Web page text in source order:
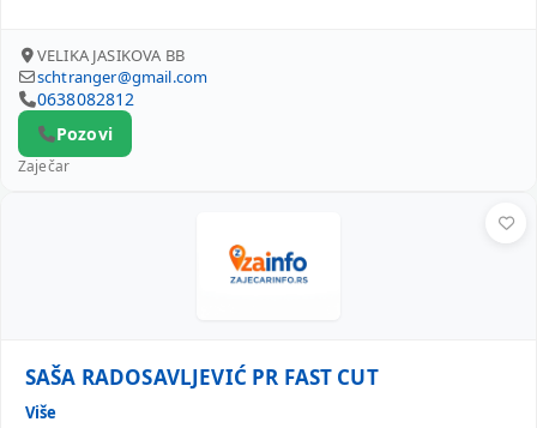
VELIKA JASIKOVA BB
schtranger@gmail.com
0638082812
Pozovi
Zaječar
SAŠA RADOSAVLJEVIĆ PR FAST CUT
Više